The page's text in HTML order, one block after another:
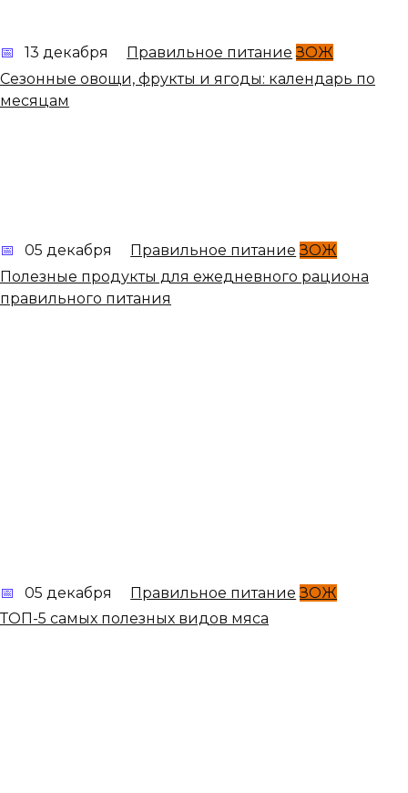
13 декабря Правильное питание ЗОЖ
Сезонные овощи, фрукты и ягоды: календарь по
месяцам
05 декабря Правильное питание ЗОЖ
Полезные продукты для ежедневного рациона
правильного питания
05 декабря Правильное питание ЗОЖ
ТОП-5 самых полезных видов мяса